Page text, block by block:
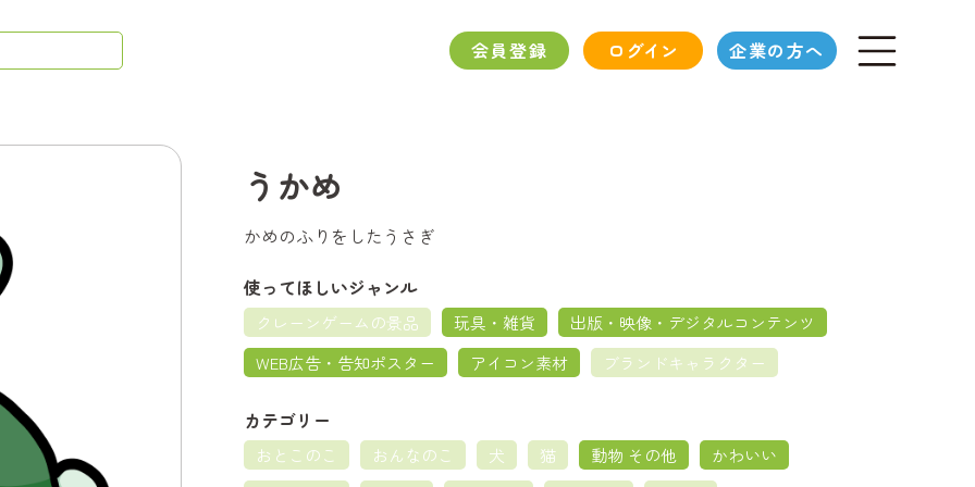
会員登録 ログイン 企業の方へ
うかめ
かめのふりをしたうさぎ
使ってほしいジャンル
クレーンゲームの景品 玩具・雑貨
出版・映像・デジタルコンテンツ
WEB広告・告知ポスター
アイコン素材 ブランドキャラクター
カテゴリー
おとこのこ おんなのこ 犬 猫 動物 その他
かわいい